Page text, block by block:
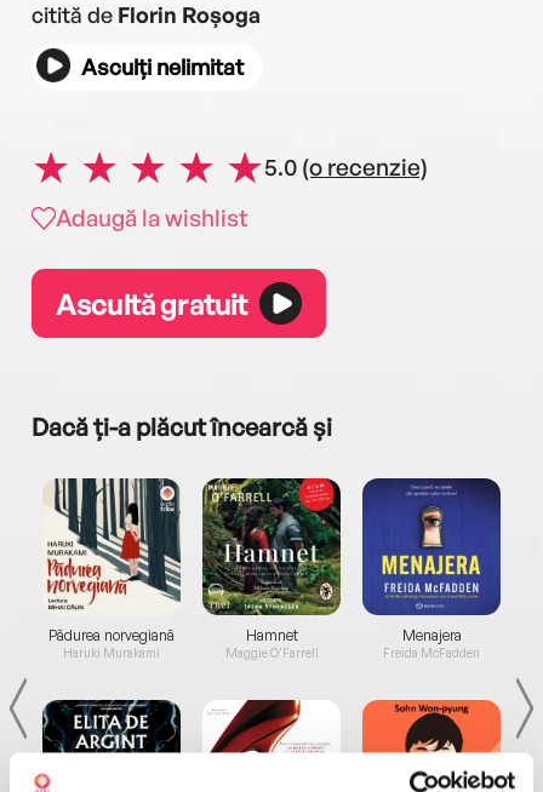
citită de Florin Roșoga
Asculți nelimitat
5.0 (o recenzie)
Adaugă la wishlist
Ascultă gratuit
Dacă ți-a plăcut încearcă și
Pădurea norvegiană
Haruki Murakami
Hamnet
Maggie O'Farrell
Menajera
Freida McFadden